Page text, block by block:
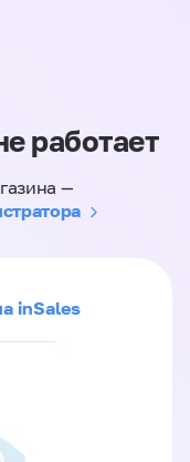
работает
—
inSales